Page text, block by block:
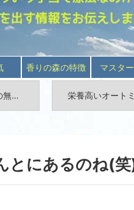
らい？
とにあるのね(
香りの森の特徴 マスタ